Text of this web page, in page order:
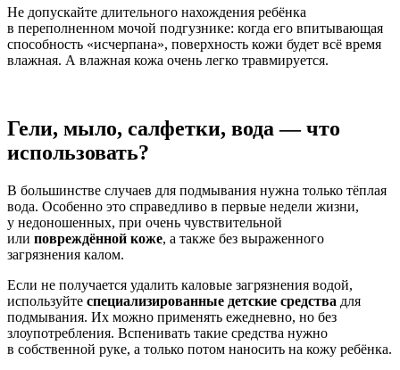
Не допускайте длительного нахождения ребёнка
в переполненном мочой подгузнике: когда его впитывающая
способность «исчерпана», поверхность кожи будет всё время
влажная. А влажная кожа очень легко травмируется.
Гели, мыло, салфетки, вода — что
использовать?
В большинстве случаев для подмывания нужна только тёплая
вода. Особенно это справедливо в первые недели жизни,
у недоношенных, при очень чувствительной
или повреждённой коже, а также без выраженного
загрязнения калом.
Если не получается удалить каловые загрязнения водой,
используйте специализированные детские средства для
подмывания. Их можно применять ежедневно, но без
злоупотребления. Вспенивать такие средства нужно
в собственной руке, а только потом наносить на кожу ребёнка.